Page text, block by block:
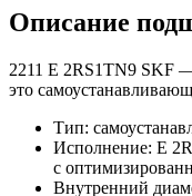
Описание
2211 E 2RS1TN9 SKF
это
Тип:
Исполнение: E
с
Внутренний